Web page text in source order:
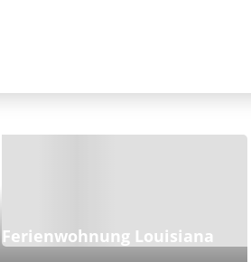
Ferienwohnung Louisiana